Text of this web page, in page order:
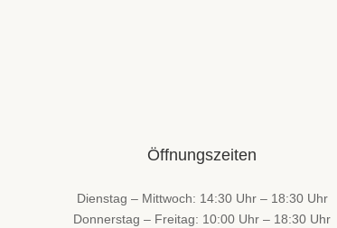
Öffnungszeiten
Dienstag – Mittwoch: 14:30 Uhr – 18:30 Uhr
Donnerstag – Freitag: 10:00 Uhr – 18:30 Uhr